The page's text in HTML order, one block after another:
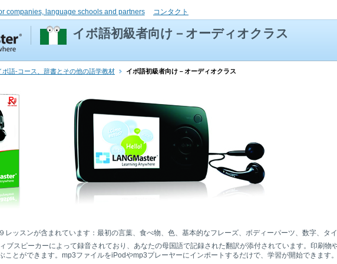
companies, language schools and partners コンタクト
イボ語初級者向け－オーディオクラス
ボ語-コース、辞書とその他の語学教材 イボ語初級者向け－オーディオクラス
レッスンが含まれています：最初の言葉、食べ物、色、基本的なフレーズ、ボディーパーツ、数字、タ
ブスピーカーによって録音されており、あなたの母国語で記録された翻訳が添付されています。印刷物
ことができます。mp3ファイルをiPodやmp3プレーヤーにインポートするだけで、学習が開始できます。